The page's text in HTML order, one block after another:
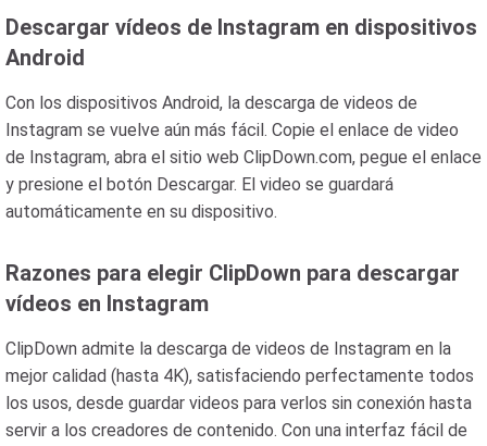
Descargar vídeos de Instagram en dispositivos
Android
Con los dispositivos Android, la descarga de videos de
Instagram se vuelve aún más fácil. Copie el enlace de video
de Instagram, abra el sitio web ClipDown.com, pegue el enlace
y presione el botón Descargar. El video se guardará
automáticamente en su dispositivo.
Razones para elegir ClipDown para descargar
vídeos en Instagram
ClipDown admite la descarga de videos de Instagram en la
mejor calidad (hasta 4K), satisfaciendo perfectamente todos
los usos, desde guardar videos para verlos sin conexión hasta
servir a los creadores de contenido. Con una interfaz fácil de